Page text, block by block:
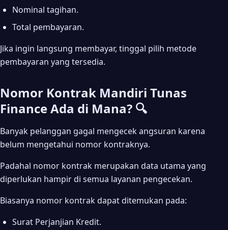
Nominal tagihan.
Total pembayaran.
Jika ingin langsung membayar, tinggal pilih metode
pembayaran yang tersedia.
Nomor Kontrak Mandiri Tunas
Finance Ada di Mana? 🔍
Banyak pelanggan gagal mengecek angsuran karena
belum mengetahui nomor kontraknya.
Padahal nomor kontrak merupakan data utama yang
diperlukan hampir di semua layanan pengecekan.
Biasanya nomor kontrak dapat ditemukan pada:
Surat Perjanjian Kredit.